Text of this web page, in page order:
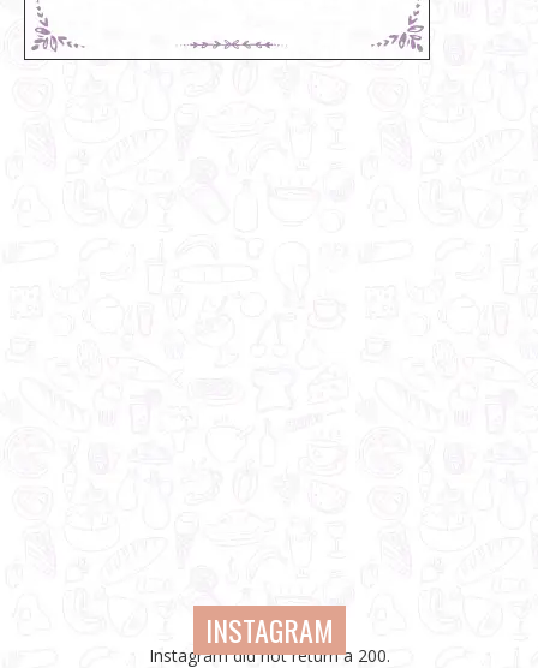
INSTAGRAM
Instagram did not return a 200.